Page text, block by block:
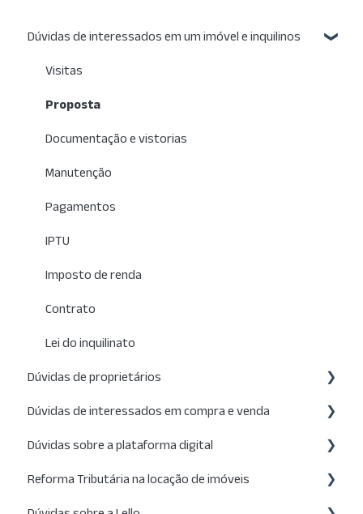
Dúvidas de interessados em um imóvel e inquilinos
Visitas
Proposta
Documentação e vistorias
Manutenção
Pagamentos
IPTU
Imposto de renda
Contrato
Lei do inquilinato
Dúvidas de proprietários
Anúncio
Visitas
Propostas
Dúvidas de interessados em compra e venda
Anúncio
Visitas
Dúvidas sobre a plataforma digital
Busca de imóveis
Reforma Tributária na locação de imóveis